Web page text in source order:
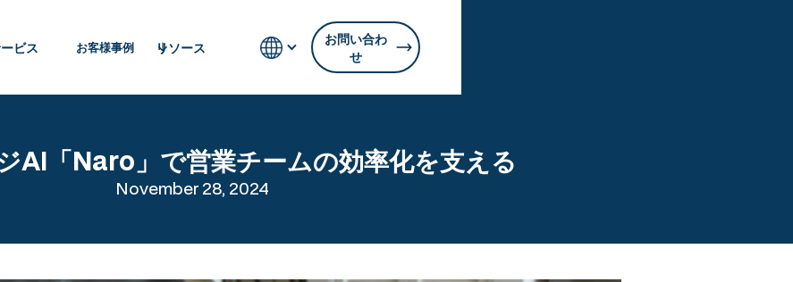
ビス お客様事例 リソース
お問い合わ
せ
AI「Naro」で営業チームの効率化を支える
November 28, 2024